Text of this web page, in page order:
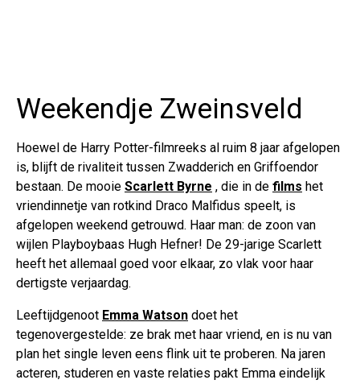
Weekendje Zweinsveld
Hoewel de Harry Potter-filmreeks al ruim 8 jaar afgelopen
is, blijft de rivaliteit tussen Zwadderich en Griffoendor
bestaan. De mooie Scarlett Byrne , die in de films het
vriendinnetje van rotkind Draco Malfidus speelt, is
afgelopen weekend getrouwd. Haar man: de zoon van
wijlen Playboybaas Hugh Hefner! De 29-jarige Scarlett
heeft het allemaal goed voor elkaar, zo vlak voor haar
dertigste verjaardag.
Leeftijdgenoot Emma Watson doet het
tegenovergestelde: ze brak met haar vriend, en is nu van
plan het single leven eens flink uit te proberen. Na jaren
acteren, studeren en vaste relaties pakt Emma eindelijk